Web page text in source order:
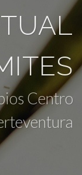
Centro